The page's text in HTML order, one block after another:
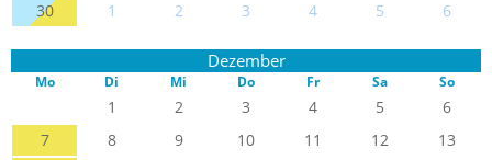
30
1 2 3 4 5 6
Dezember
Mo Di Mi Do Fr Sa So
1 2 3 4 5
6
7
8 9 10 11 12
13